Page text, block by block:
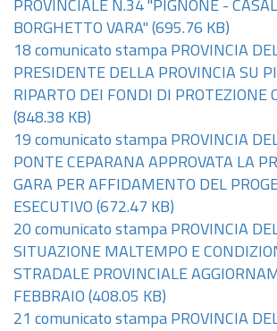
PROVINCIALE N.34 "PIGNONE -
BORGHETTO VARA" (695.76 KB)
18 comunicato stampa PROVINCIA
PRESIDENTE DELLA PROVINCIA SU
RIPARTO DEI FONDI DI PROTEZIONE
(848.38 KB)
19 comunicato stampa PROVINCIA
PONTE CEPARANA APPROVATA LA
GARA PER AFFIDAMENTO DEL
ESECUTIVO (672.47 KB)
20 comunicato stampa PROVINCIA
SITUAZIONE MALTEMPO E
STRADALE PROVINCIALE
FEBBRAIO (408.05 KB)
21 comunicato stampa PROVINCIA